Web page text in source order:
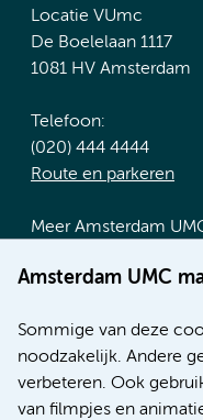
Amsterdam UMC
Sommige van deze
noodzakelijk. Andere
verbeteren. Ook
van filmpjes en
Locatie VUmc
De Boelelaan 1117
1081 HV Amsterdam
Telefoon:
(020) 444 4444
Route en parkeren
Meer Amsterdam
Werken bij
Nieuws
Research
Educatie locatie AMC
Educatie locatie